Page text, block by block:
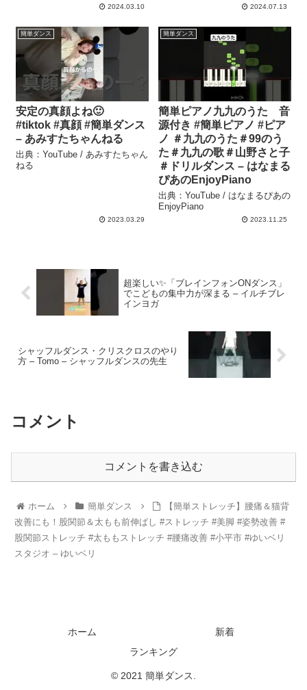
2024.03.10 2024.07.13
簡単ダンス
安定の真顔よね🙂
#tiktok #真顔 #簡単ダンス
– あみすたちゃんねる
出典：YouTube / あみすたちゃん
ねる
2023.03.29
簡単ダンス
簡単ピアノ九九のうた 音
源付き #簡単ピアノ #ピア
ノ ＃九九のうた＃99のう
た＃九九の歌＃山野さと子
＃ドリルダンス – はなまる
ぴあのEnjoyPiano
出典：YouTube / はなまるぴあの
EnjoyPiano
2023.11.25
超楽しい✨「ブレインフォンONダンス」
でこどもの集中力が深まる – イルチブレ
インヨガ
シャッフルダンス・クリスクロスのやり
方 – Tomo – シャッフルダンスの先生
コメント
コメントを書き込む
ホーム 簡単ダンス
【簡単ストレッチ】腰痛＆猫背
改善にも！股関節＆太もも前伸ばし #ストレッチ #美脚 #姿勢改善 #
股関節ストレッチ #太ももストレッチ #腰痛改善 #小平市 #ゆいベリ
スタジオ – ゆいベリ
ホーム
新着
ランキング
© 2021 簡単ダンス.